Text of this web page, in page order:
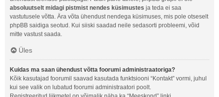
absoluutselt midagi pistmist nendes küsimustes ja teda ei saa
vastutusele võtta. Ära võta ühendust nendega küsimuses, mis pole otseselt
phpBB saidiga seotud. Kui siiski saadad neile sedasorti probleemi, võid
mitte vastust saada.
Üles
Kuidas ma saan ühendust võtta foorumi administraatoriga?
Kõik kasutajad foorumil saavad kasutada funktsiooni “Kontakt” vormi, juhul
kui see valik on lubatud foorumi administraatori poolt.